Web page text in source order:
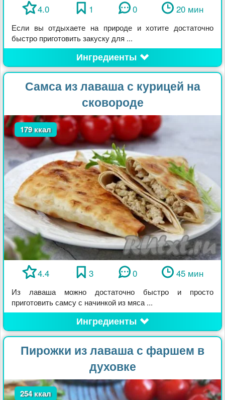
4.0 1 0 20 мин
Если вы отдыхаете на природе и хотите достаточно
быстро приготовить закуску для ...
Ингредиенты
Самса из лаваша с курицей на
сковороде
179 ккал
4.4 3 0 45 мин
Из лаваша можно достаточно быстро и просто
приготовить самсу с начинкой из мяса ...
Ингредиенты
Пирожки из лаваша с фаршем в
духовке
254 ккал